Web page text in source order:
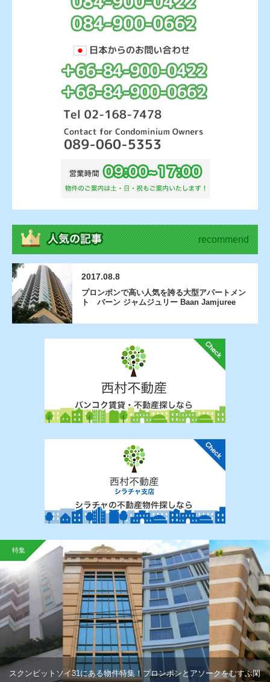
recommend
2017.08.8
プロンポンで高い人気を誇る大型アパートメン
ト バーン ジャムジュリー Baan Jamjuree
特集
スクンビットソイ31にある物件特集！プロンポンとアソークをむすぶ閑